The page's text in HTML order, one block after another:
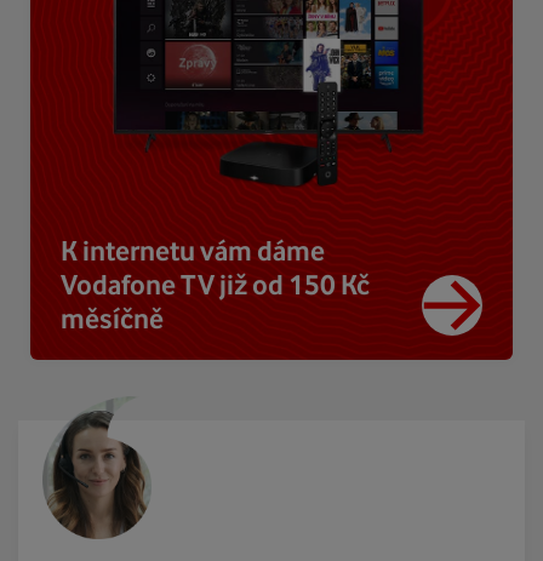
K internetu vám dáme
Vodafone TV již od 150 Kč
měsíčně